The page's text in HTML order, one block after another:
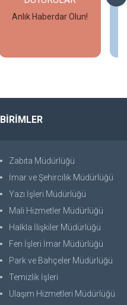
Anlık Haberdar Olun!
BİRİMLER
Zabıta Müdürlüğü
İmar ve Şehircilik Müdürlüğü
Yazı İşleri Müdürlüğü
Mali Hizmetler Müdürlüğü
Halkla İlişkiler Müdürlüğü
Fen İşleri İmar Müdürlüğü
Park ve Bahçeler Müdürlüğü
Temizlik İşleri
Ulaşım Hizmetleri Müdürlüğü